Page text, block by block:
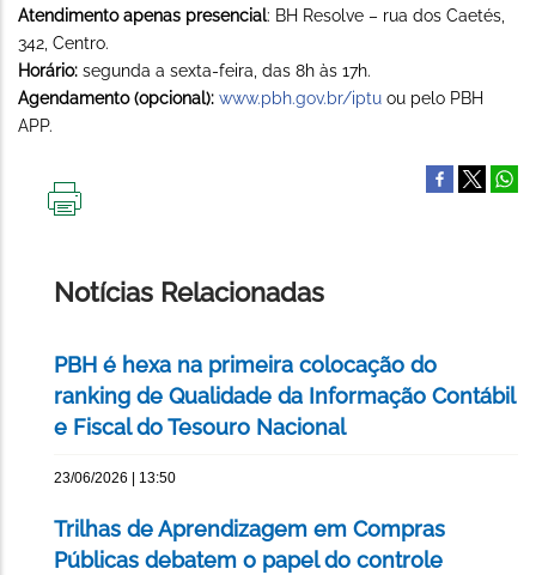
Atendimento apenas presencial: BH Resolve – rua dos Caetés,
342, Centro.
Horário: segunda a sexta-feira, das 8h às 17h.
Agendamento (opcional): www.pbh.gov.br/iptu ou pelo PBH
APP.
Notícias Relacionadas
PBH é hexa na primeira colocação do
ranking de Qualidade da Informação Contábil
e Fiscal do Tesouro Nacional
23/06/2026 | 13:50
Trilhas de Aprendizagem em Compras
Públicas debatem o papel do controle